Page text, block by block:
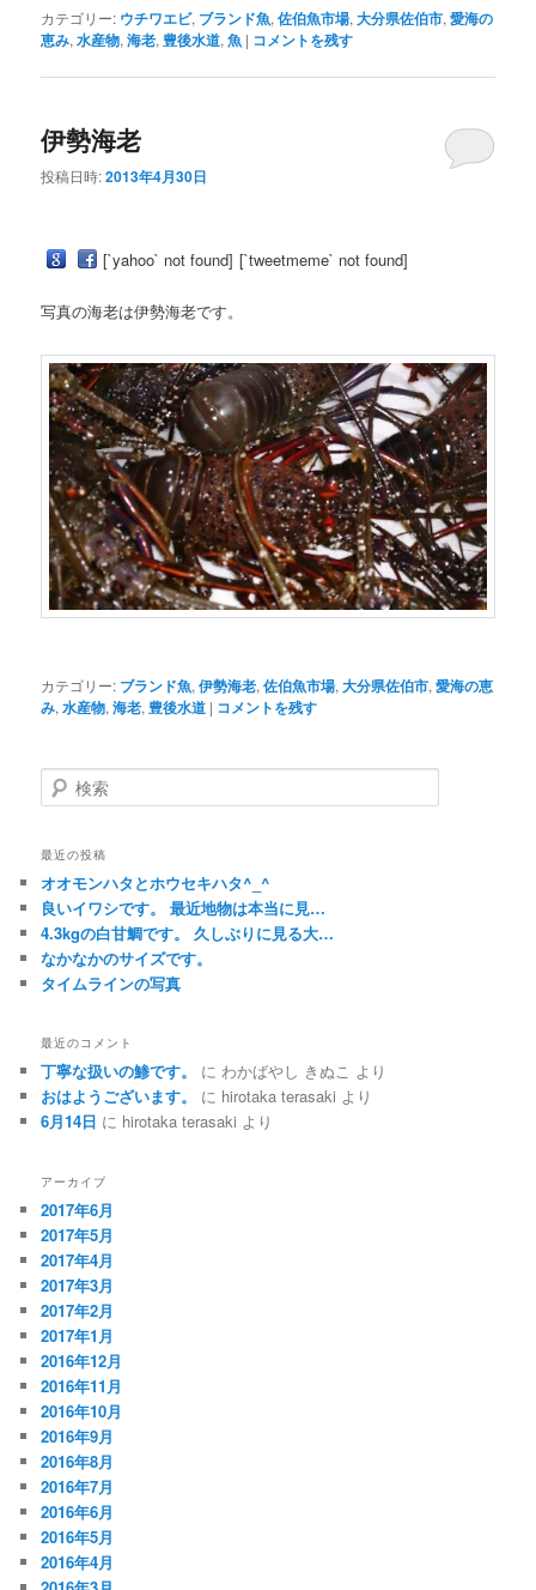
カテゴリー: ウチワエビ, ブランド魚,佐伯魚市場,大分県佐伯市,愛海の
恵み,水産物,海老,豊後水道,魚 | コメントを残す
伊勢海老
投稿日時:2013年4月30日
[`yahoo` not found] [`tweetmeme` not found]
写真の海老は伊勢海老です。
カテゴリー: ブランド魚,伊勢海老,佐伯魚市場,大分県佐伯市,愛海の恵
み,水産物,海老, 豊後水道 | コメントを残す
検
索
最近の投稿
オオモンハタとホウセキハタ^_^
良いイワシです。 最近地物は本当に見…
4.3kgの白甘鯛です。 久しぶりに見る大…
なかなかのサイズです。
タイムラインの写真
最近のコメント
丁寧な扱いの鯵です。 にわかばやし きぬこ より
おはようございます。
に hirotaka terasaki より
6月14日 に hirotaka terasaki より
アーカイブ
2017年6月
2017年5月
2017年4月
2017年3月
2017年2月
2017年1月
2016年12月
2016年11月
2016年10月
2016年9月
2016年8月
2016年7月
2016年6月
2016年5月
2016年4月